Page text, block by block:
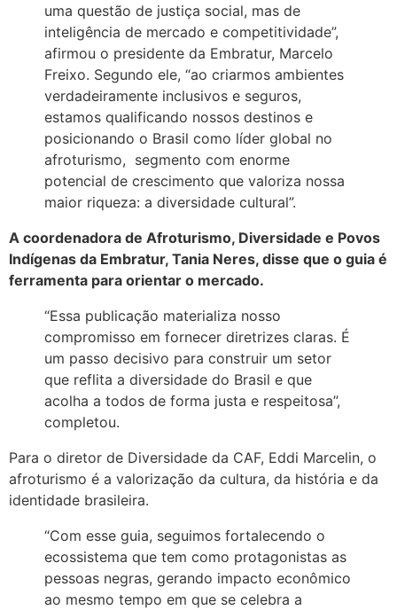
uma questão de justiça social, mas de
inteligência de mercado e competitividade”,
afirmou o presidente da Embratur, Marcelo
Freixo. Segundo ele, “ao criarmos ambientes
verdadeiramente inclusivos e seguros,
estamos qualificando nossos destinos e
posicionando o Brasil como líder global no
afroturismo, segmento com enorme
potencial de crescimento que valoriza nossa
maior riqueza: a diversidade cultural”.
A coordenadora de Afroturismo, Diversidade e Povos
Indígenas da Embratur, Tania Neres, disse que o guia é
ferramenta para orientar o mercado.
“Essa publicação materializa nosso
compromisso em fornecer diretrizes claras. É
um passo decisivo para construir um setor
que reflita a diversidade do Brasil e que
acolha a todos de forma justa e respeitosa”,
completou.
Para o diretor de Diversidade da CAF, Eddi Marcelin, o
afroturismo é a valorização da cultura, da história e da
identidade brasileira.
“Com esse guia, seguimos fortalecendo o
ecossistema que tem como protagonistas as
pessoas negras, gerando impacto econômico
ao mesmo tempo em que se celebra a